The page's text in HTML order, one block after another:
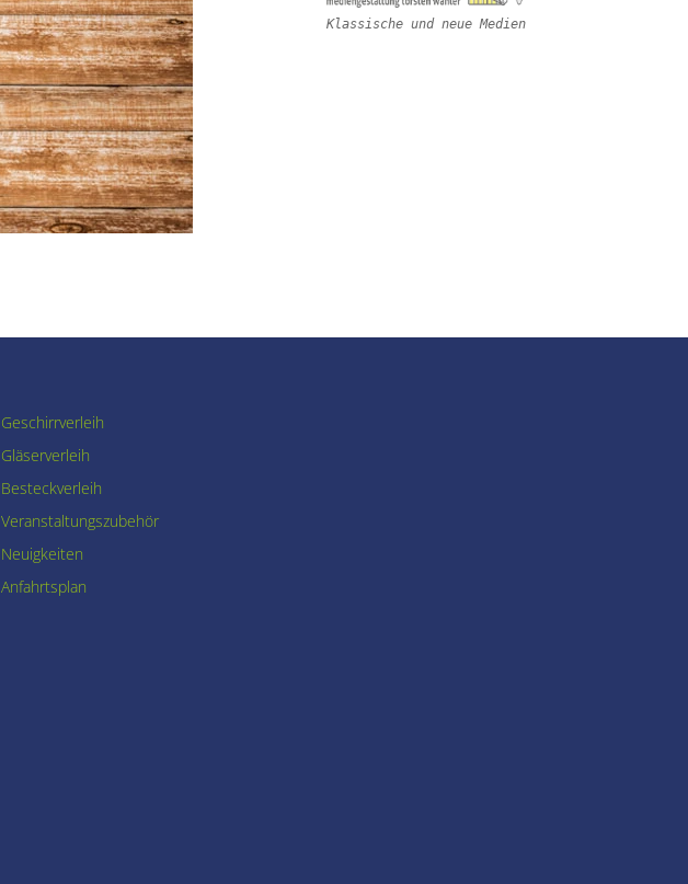
Klassische und neue Medien
Geschirrverleih
Gläserverleih
Besteckverleih
Veranstaltungszubehör
Neuigkeiten
Anfahrtsplan